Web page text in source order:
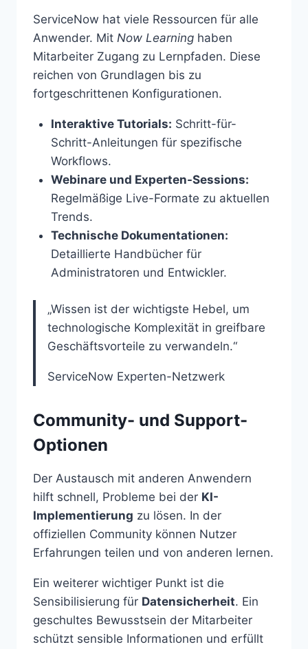
ServiceNow hat viele Ressourcen für alle
Anwender. Mit Now Learning haben
Mitarbeiter Zugang zu Lernpfaden. Diese
reichen von Grundlagen bis zu
fortgeschrittenen Konfigurationen.
Interaktive Tutorials: Schritt-für-
Schritt-Anleitungen für spezifische
Workflows.
Webinare und Experten-Sessions:
Regelmäßige Live-Formate zu aktuellen
Trends.
Technische Dokumentationen:
Detaillierte Handbücher für
Administratoren und Entwickler.
„Wissen ist der wichtigste Hebel, um
technologische Komplexität in greifbare
Geschäftsvorteile zu verwandeln.“
ServiceNow Experten-Netzwerk
Community- und Support-
Optionen
Der Austausch mit anderen Anwendern
hilft schnell, Probleme bei der KI-
Implementierung zu lösen. In der
offiziellen Community können Nutzer
Erfahrungen teilen und von anderen lernen.
Ein weiterer wichtiger Punkt ist die
Sensibilisierung für Datensicherheit. Ein
geschultes Bewusstsein der Mitarbeiter
schützt sensible Informationen und erfüllt